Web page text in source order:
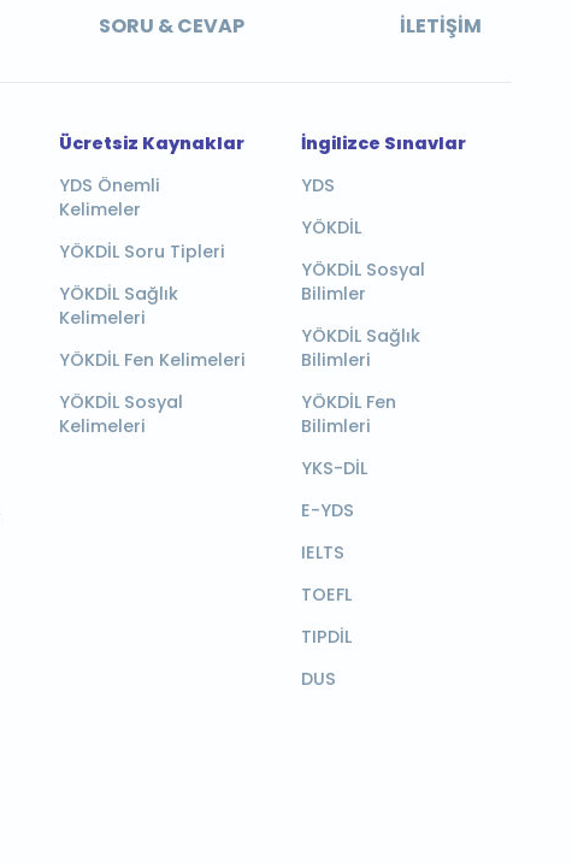
SORU & CEVAP İLETIŞIM
Ücretsiz Kaynaklar
YDS Önemli
Kelimeler
YÖKDİL Soru Tipleri
YÖKDİL Sağlık
Kelimeleri
YÖKDİL Fen Kelimeleri
YÖKDİL Sosyal
Kelimeleri
İngilizce Sınavlar
YDS
YÖKDİL
YÖKDİL Sosyal
Bilimler
YÖKDİL Sağlık
Bilimleri
YÖKDİL Fen
Bilimleri
YKS-DİL
E-YDS
IELTS
TOEFL
TIPDİL
DUS